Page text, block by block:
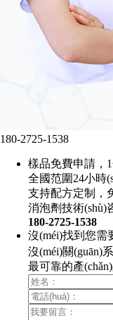
180-2725-1538
樣品免費申請
全國范圍24小時
支持配方定制
消泡劑技術(shù)
180-2725-1538
沒(méi)找到您需
沒(méi)關(guān)系
最可靠的產(chǎn)